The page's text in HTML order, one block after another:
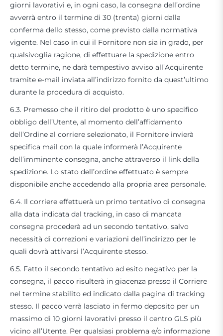
giorni lavorativi e, in ogni caso, la consegna dell’ordine
avverrà entro il termine di 30 (trenta) giorni dalla
conferma dello stesso, come previsto dalla normativa
vigente. Nel caso in cui il Fornitore non sia in grado, per
qualsivoglia ragione, di effettuare la spedizione entro
detto termine, ne darà tempestivo avviso all’Acquirente
tramite e-mail inviata all’indirizzo fornito da quest’ultimo
durante la procedura di acquisto.
6.3. Premesso che il ritiro del prodotto è uno specifico
obbligo dell’Utente, al momento dell’affidamento
dell’Ordine al corriere selezionato, il Fornitore invierà
specifica mail con la quale informerà l’Acquirente
dell’imminente consegna, anche attraverso il link della
spedizione. Lo stato dell’ordine effettuato è sempre
disponibile anche accedendo alla propria area personale.
6.4. Il corriere effettuerà un primo tentativo di consegna
alla data indicata dal tracking, in caso di mancata
consegna procederà ad un secondo tentativo, salvo
necessità di correzioni e variazioni dell’indirizzo per le
quali dovrà attivarsi l’Acquirente stesso.
6.5. Fatto il secondo tentativo ad esito negativo per la
consegna, il pacco risulterà in giacenza presso il Corriere
nel termine stabilito ed indicato dalla pagina di tracking
stesso. Il pacco verrà lasciato in fermo deposito per un
massimo di 10 giorni lavorativi presso il centro GLS più
vicino all’Utente. Per qualsiasi problema e/o informazione